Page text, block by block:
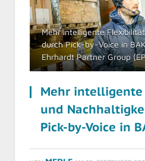
Mehr intelligente
durch Pick-by-Voice in
Ehrhardt Partner Group
Mehr
und
Pick-by-Voice in